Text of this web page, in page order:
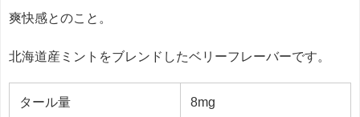
爽快感とのこと。
北海道産ミントをブレンドしたベリーフレーバーです。
タール量 8mg